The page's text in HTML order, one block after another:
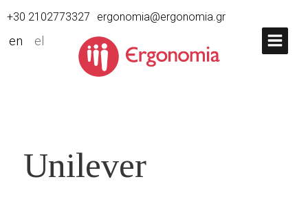
+30 2102773327 ergonomia@ergonomia.gr
en el
Unilever